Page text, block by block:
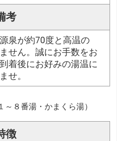
考
泉が約70度と高温の
せん。誠にお手数をお
着後にお好みの湯温に
せ。
～８番湯・かまくら湯）
徴